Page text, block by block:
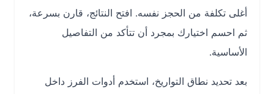
أغلى تكلفة من الحجز نفسه. افتح النتائج، قارن بسرعة،
ثم احسم اختيارك بمجرد أن تتأكد من التفاصيل
الأساسية.
بعد تحديد نطاق التواريخ، استخدم أدوات الفرز داخل